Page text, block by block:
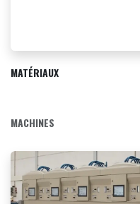
MATÉRIAUX
MACHINES